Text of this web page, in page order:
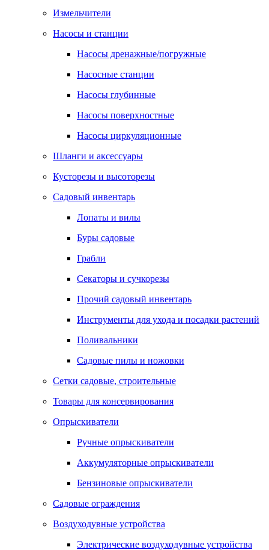
Измельчители
Насосы и станции
Насосы дренажные/погружные
Насосные станции
Насосы глубинные
Насосы поверхностные
Насосы циркуляционные
Шланги и аксессуары
Кусторезы и высоторезы
Садовый инвентарь
Лопаты и вилы
Буры садовые
Грабли
Секаторы и сучкорезы
Прочий садовый инвентарь
Инструменты для ухода и посадки растений
Поливальники
Садовые пилы и ножовки
Сетки садовые, строительные
Товары для консервирования
Опрыскиватели
Ручные опрыскиватели
Аккумуляторные опрыскиватели
Бензиновые опрыскиватели
Садовые ограждения
Воздуходувные устройства
Электрические воздуходувные устройства